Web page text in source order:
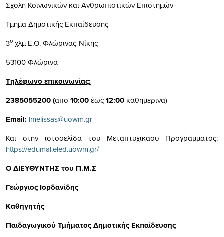
Σχολή Κοινωνικών και Ανθρωπιστικών Επιστημών
Τμήμα Δημοτικής Εκπαίδευσης
3ο χλμ Ε.Ο. Φλώρινας-Νίκης
53100 Φλώρινα
Τηλέφωνο επικοινωνίας:
2385055200 (από 10:00έως12:00 καθημερινά)
Email: lmelissas@uowm.gr
Και στην ιστοσελίδα του Μεταπτυχικαού Προγράμματος:
https://edumal.eled.uowm.gr/
Ο ΔΙΕΥΘΥΝΤΗΣ του Π.Μ.Σ
Γεώργιος Ιορδανίδης
Καθηγητής
Παιδαγωγικού Τμήματος Δημοτικής Εκπαίδευσης